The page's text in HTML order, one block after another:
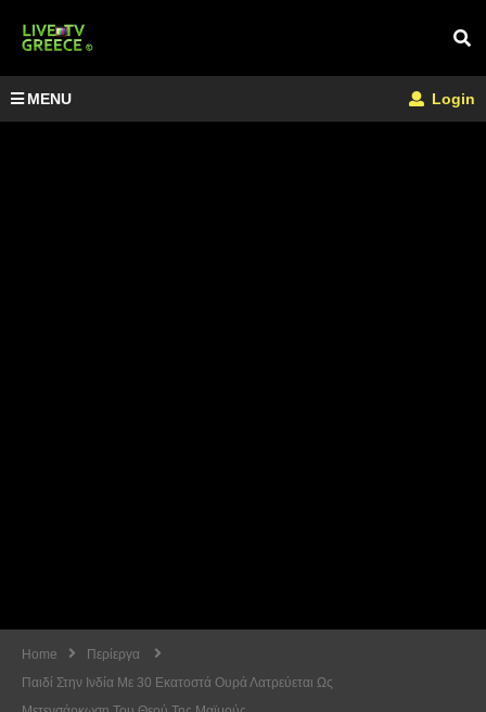
MENU Login
Home
Περίεργα
Παιδί Στην Ινδία Με 30 Εκατοστά Ουρά Λατρεύεται Ως